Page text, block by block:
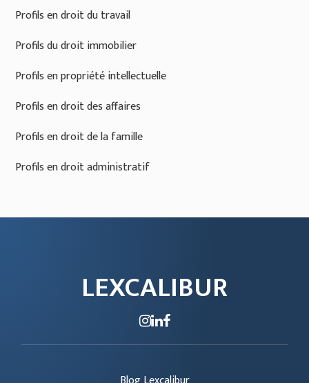
Profils en droit du travail
Profils du droit immobilier
Profils en propriété intellectuelle
Profils en droit des affaires
Profils en droit de la famille
Profils en droit administratif
LEXCALIBUR